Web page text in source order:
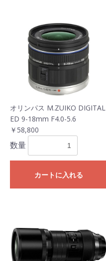
オリンパス M.ZUIKO DIGITAL
ED 9-18mm F4.0-5.6
￥58,800
数量
カートに入れる